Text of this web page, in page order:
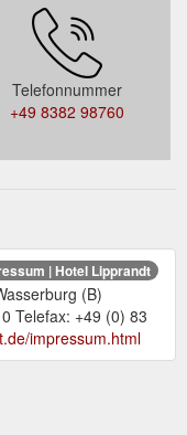
Telefonnummer
+49 8382 98760
| Hotel Lipprandt
(B)
Telefax: +49 (0) 83
impressum.html